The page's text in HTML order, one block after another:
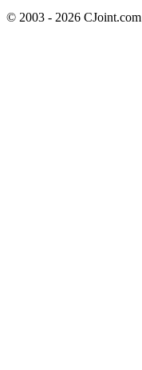
© 2003 - 2026 CJoint.com